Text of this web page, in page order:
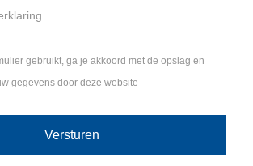
gebruikt, ga je akkoord met de opslag en
gegevens door deze website